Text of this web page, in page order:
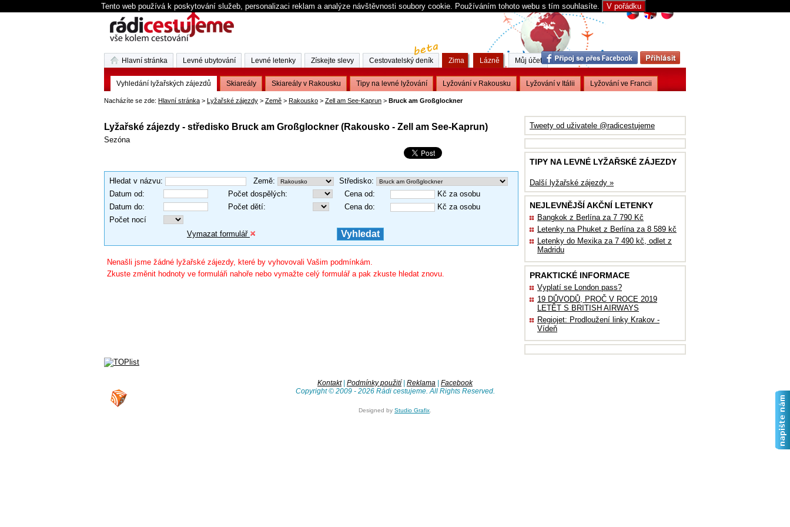
Tento web používá k poskytování služeb, personalizaci reklam a analýze návštěvnosti soubory cookie. Používáním tohoto webu s tím souhlasíte. V pořádku
Nacházíte se zde: Hlavní stránka > Lyžařské zájezdy > Země > Rakousko > Zell am See-Kaprun > Bruck am Großglockner
Lyžařské zájezdy - středisko Bruck am Großglockner (Rakousko - Zell am See-Kaprun)
Sezóna
Hledat v názvu: Země: Středisko:
Datum od: Počet dospělých: Cena od:
Kč za osobu
Datum do: Počet dětí: Cena do:
Kč za osobu
Počet nocí
Vymazat formulář
Nenašli jsme žádné lyžařské zájezdy, které by vyhovovali Vašim podmínkám.
Zkuste změnit hodnoty ve formuláři nahoře nebo vymažte celý formulář a pak zkuste hledat znovu.
Tweety od uživatele @radicestujeme
TIPY NA LEVNÉ LYŽAŘSKÉ ZÁJEZDY
Další lyžařské zájezdy »
NEJLEVNĚJŠÍ AKČNÍ LETENKY
Bangkok z Berlína za 7 790 Kč
Letenky na Phuket z Berlína za 8 589 kč
Letenky do Mexika za 7 490 kč, odlet z
Madridu
PRAKTICKÉ INFORMACE
Vyplatí se London pass?
19 DŮVODŮ, PROČ V ROCE 2019
LETĚT S BRITISH AIRWAYS
Regiojet: Prodloužení linky Krakov -
Vídeň
Kontakt| Podmínky použití Reklama
Facebook
Copyright © 2009 - 2026 Rádi cestujeme. All Rights Reserved.
Designed by Studio Grafix
Hlavní stránka Levné ubytování Levné letenky Získejte slevy Cestovatelský deník Zima
Vyhledání lyžařských zájezdů Skiareály Skiareály v Rakousku Tipy na levné lyžování Lyžování v Rakousku Lyžování v Itálii Lyžování ve Francii
Lázně Můj účet